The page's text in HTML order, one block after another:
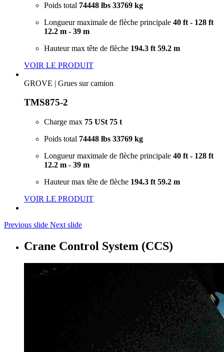
Poids total 74448 lbs 33769 kg
Longueur maximale de flèche principale 40 ft - 128 ft
12.2 m - 39 m
Hauteur max tête de flèche 194.3 ft 59.2 m
VOIR LE PRODUIT
GROVE | Grues sur camion
TMS875-2
Charge max 75 USt 75 t
Poids total 74448 lbs 33769 kg
Longueur maximale de flèche principale 40 ft - 128 ft
12.2 m - 39 m
Hauteur max tête de flèche 194.3 ft 59.2 m
VOIR LE PRODUIT
Previous slide Next slide
Crane Control System (CCS)